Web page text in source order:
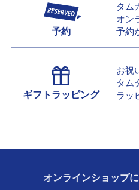
予約
タム
オン
予約
ギフトラッピング
お祝
タム
ラッ
オンラインショップに